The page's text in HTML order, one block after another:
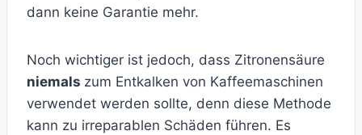
dann keine Garantie mehr.
Noch wichtiger ist jedoch, dass Zitronensäure
niemals zum Entkalken von Kaffeemaschinen
verwendet werden sollte, denn diese Methode
kann zu irreparablen Schäden führen. Es